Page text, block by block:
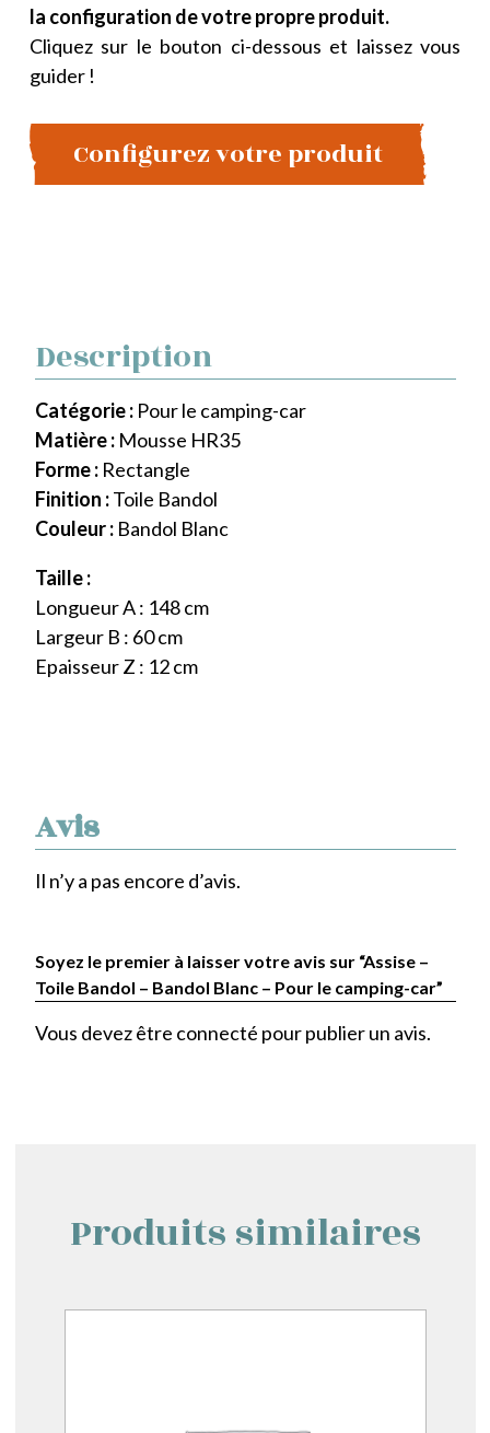
la configuration de votre propre produit.
Cliquez sur le bouton ci-dessous et laissez vous
guider !
Configurez votre produit
Avis
Il n’y a pas encore d’avis.
Soyez le premier à laisser votre avis sur “Assise –
Toile Bandol – Bandol Blanc – Pour le camping-car”
Vous devez être connecté pour publier un avis.
Description
Catégorie : Pour le camping-car
Matière : Mousse HR35
Forme : Rectangle
Finition :Toile Bandol
Couleur : Bandol Blanc
Taille :
Longueur A : 148 cm
Largeur B : 60 cm
Epaisseur Z : 12 cm
Produits similaires